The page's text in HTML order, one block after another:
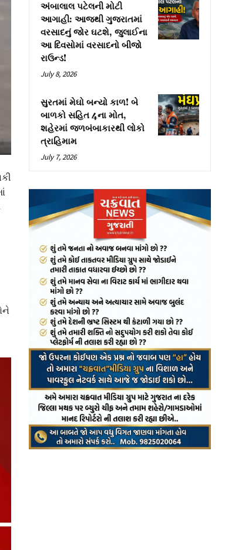
અંબાલાલ પટેલની મોટી
આગાહી: આજથી ગુજરાતમાં
વરસાદનું જોર ઘટશે, જુલાઈના
આ દિવસોમાં વરસાદનો બીજો
રાઉન્ડ!
July 8, 2026
સુરતમાં મેઘો બન્યો કાળ! બે
બાળકો સહિત 4ના મોત,
શહેરમાં જળબંબાકારથી લોકો
ત્રાહિમામ
July 7, 2026